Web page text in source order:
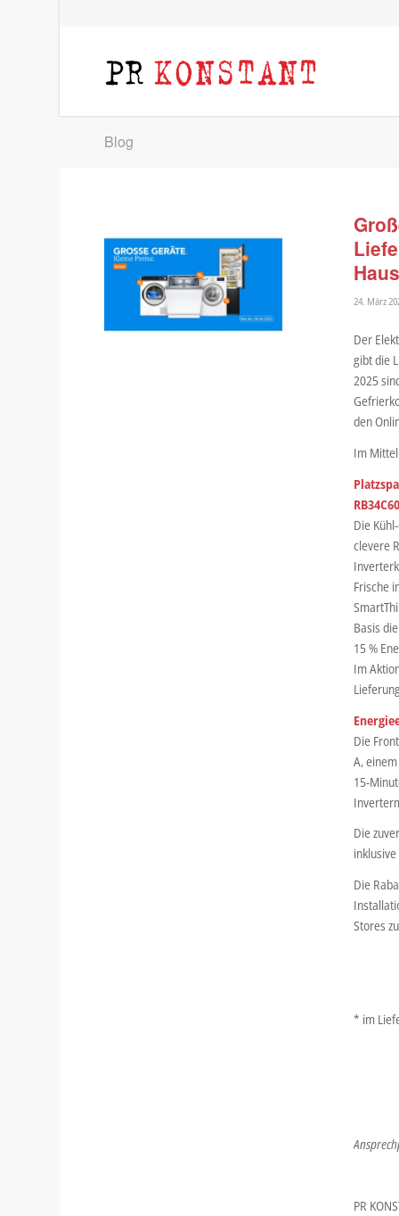
Blog
24. März
Der
gibt die
2025
den
Im
Die
clevere
Frische
Basis
15 %
Im
Die
A,
15-
Die
Die
Stores
* im
PR